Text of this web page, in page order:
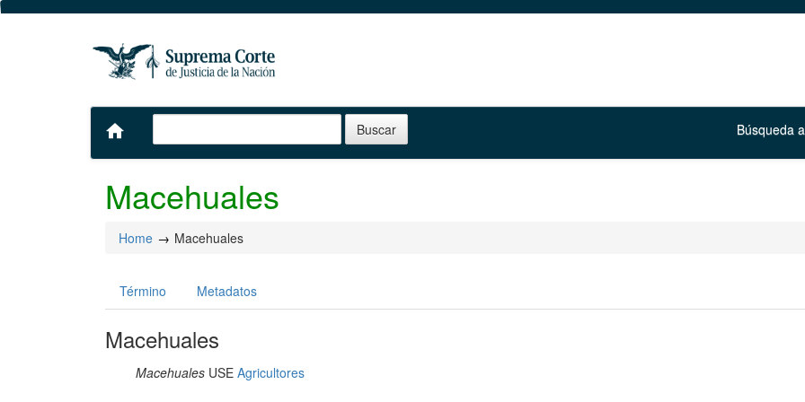
home Búsqueda
Macehuales
Home Macehuales
Término Metadatos
Macehuales
Macehuales USEAgricultores